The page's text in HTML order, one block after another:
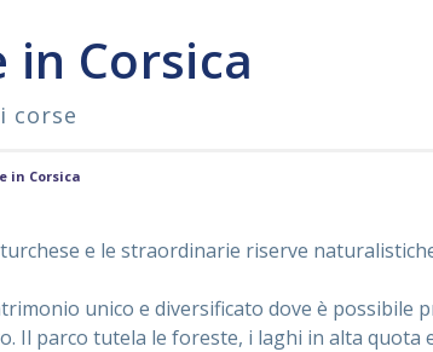
in Corsica
corse
in Corsica
e le straordinarie riserve
unico e diversificato dove è possibile
Il parco tutela le foreste, i laghi in alta quota